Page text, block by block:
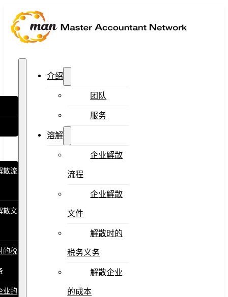
散流
散文
的税
业的
介绍
团队
服务
溶解
企业解散
流程
企业解散
文件
解散时的
税务义务
解散企业
的成本